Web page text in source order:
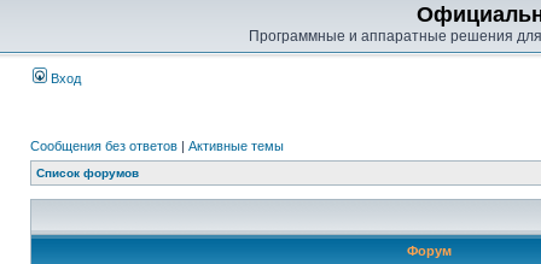
Программные и аппаратные решения
Вход
Сообщения без ответов | Активные темы
Список форумов
Форум